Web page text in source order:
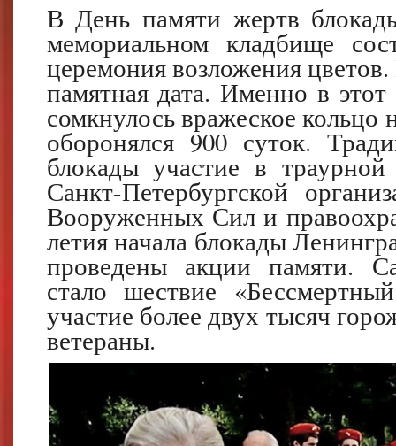
В День памяти жертв
мемориальном кладбище
церемония возложения
памятная дата. Именно в
сомкнулось вражеское кольцо
оборонялся 900 суток.
блокады участие в
Санкт-Петербургской
Вооруженных Сил и
летия начала блокады
проведены акции памяти.
стало шествие
участие более двух тысяч
ветераны.